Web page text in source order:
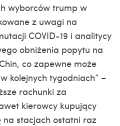
wyborców trump w
z uwagi na
COVID-19 i analitycy
obniżenia popytu na
co zapewne może
kolejnych tygodniach” –
rachunki za
kierowcy kupujący
stacjach ostatni raz